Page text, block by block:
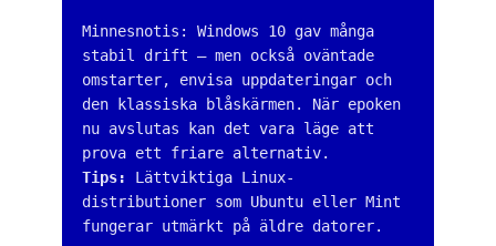
Minnesnotis: Windows 10 gav många
stabil drift — men också oväntade
omstarter, envisa uppdateringar och
den klassiska blåskärmen. När epoken
nu avslutas kan det vara läge att
prova ett friare alternativ.
Tips:
Lättviktiga Linux-
distributioner som Ubuntu eller Mint
fungerar utmärkt på äldre datorer.